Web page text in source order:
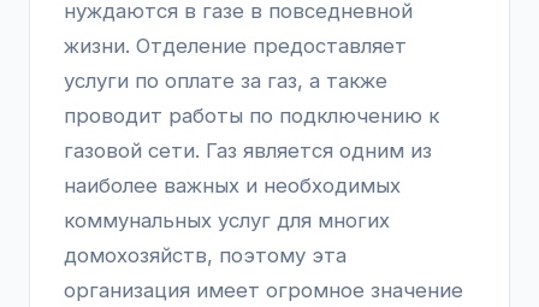
нуждаются в газе в повседневной
жизни. Отделение предоставляет
услуги по оплате за газ, а также
проводит работы по подключению к
газовой сети. Газ является одним из
наиболее важных и необходимых
коммунальных услуг для многих
домохозяйств, поэтому эта
организация имеет огромное значение